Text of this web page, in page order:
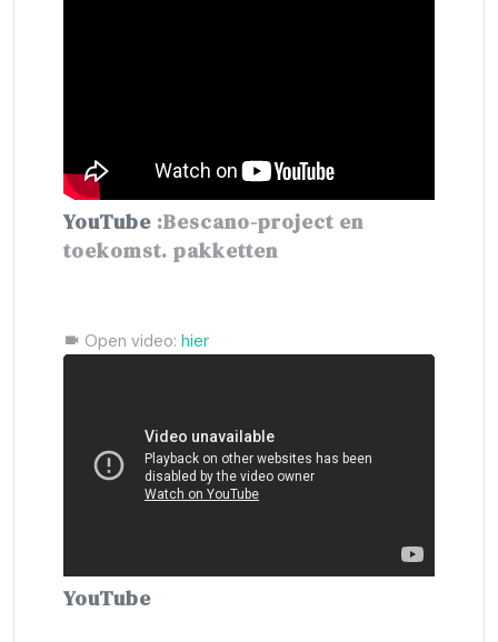
YouTube :Bescano-project en
toekomst. pakketten
Open video: hier
YouTube